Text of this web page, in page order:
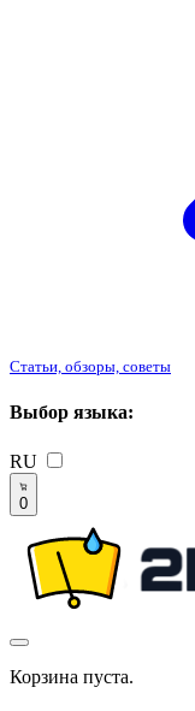
Статьи, обзоры, советы
Выбор языка:
RU
0
Корзина пуста.